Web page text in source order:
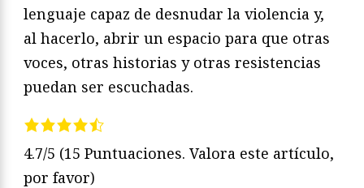
lenguaje capaz de desnudar la violencia y,
al hacerlo, abrir un espacio para que otras
voces, otras historias y otras resistencias
puedan ser escuchadas.
4.7/5 (15 Puntuaciones. Valora este artículo,
por favor)